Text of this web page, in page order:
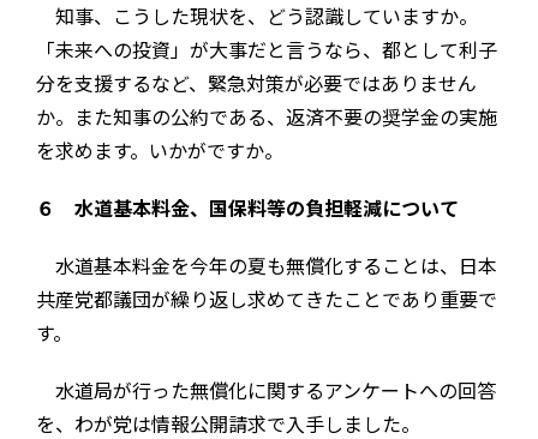
知事、こうした現状を、どう認識していますか。
「未来への投資」が大事だと言うなら、都として利子
分を支援するなど、緊急対策が必要ではありません
か。また知事の公約である、返済不要の奨学金の実施
を求めます。いかがですか。
６ 水道基本料金、国保料等の負担軽減について
水道基本料金を今年の夏も無償化することは、日本
共産党都議団が繰り返し求めてきたことであり重要で
す。
水道局が行った無償化に関するアンケートへの回答
を、わが党は情報公開請求で入手しました。